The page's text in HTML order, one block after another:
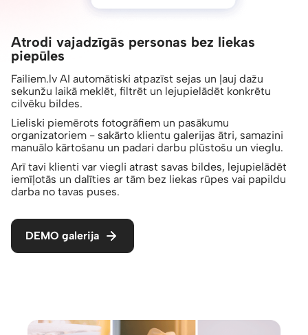
Atrodi vajadzīgās personas bez liekas
piepūles
Failiem.lv AI automātiski atpazīst sejas un ļauj dažu
sekunžu laikā meklēt, filtrēt un lejupielādēt konkrētu
cilvēku bildes.
Lieliski piemērots fotogrāfiem un pasākumu
organizatoriem - sakārto klientu galerijas ātri, samazini
manuālo kārtošanu un padari darbu plūstošu un vieglu.
Arī tavi klienti var viegli atrast savas bildes, lejupielādēt
iemīļotās un dalīties ar tām bez liekas rūpes vai papildu
darba no tavas puses.
DEMO galerija